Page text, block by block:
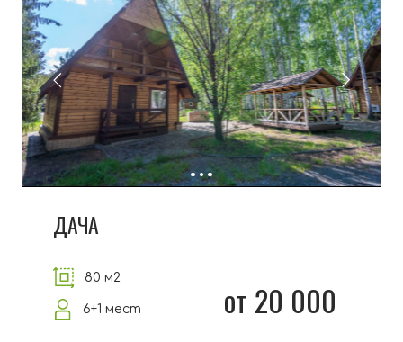
от 28 000
8 мест
100 м2
ПОДРОБНЕЕ
ИЗБА